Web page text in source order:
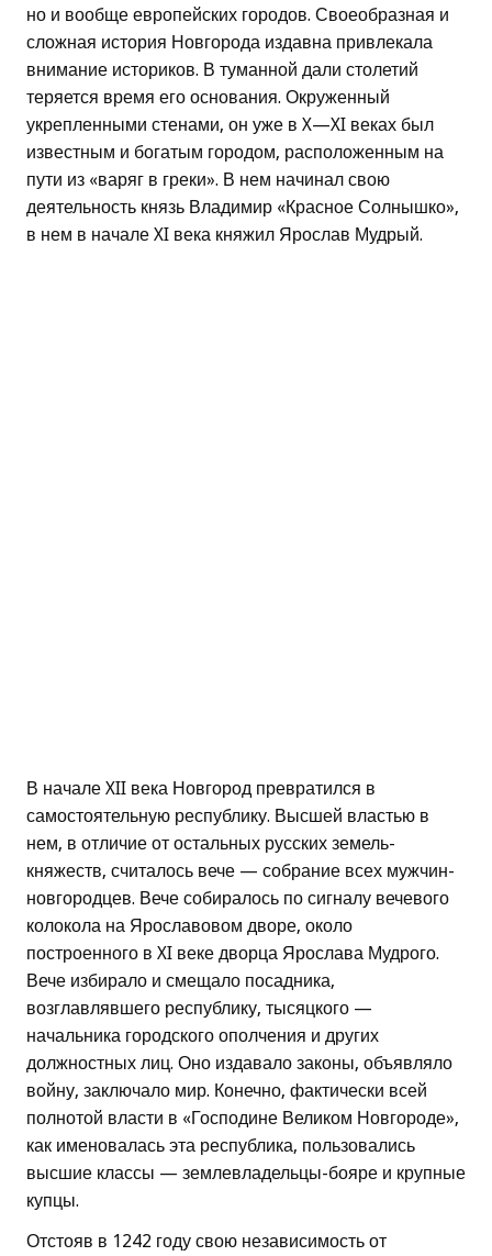
но и вообще европейских городов. Своеобразная и
сложная история Новгорода издавна привлекала
внимание историков. В туманной дали столетий
теряется время его основания. Окруженный
укрепленными стенами, он уже в X—XI веках был
известным и богатым городом, расположенным на
пути из «варяг в греки». В нем начинал свою
деятельность князь Владимир «Красное Солнышко»,
в нем в начале XI века княжил Ярослав Мудрый.
В начале XII века Новгород превратился в
самостоятельную республику. Высшей властью в
нем, в отличие от остальных русских земель-
княжеств, считалось вече — собрание всех мужчин-
новгородцев. Вече собиралось по сигналу вечевого
колокола на Ярославовом дворе, около
построенного в XI веке дворца Ярослава Мудрого.
Вече избирало и смещало посадника,
возглавлявшего республику, тысяцкого —
начальника городского ополчения и других
должностных лиц. Оно издавало законы, объявляло
войну, заключало мир. Конечно, фактически всей
полнотой власти в «Господине Великом Новгороде»,
как именовалась эта республика, пользовались
высшие классы — землевладельцы-бояре и крупные
купцы.
Отстояв в 1242 году свою независимость от